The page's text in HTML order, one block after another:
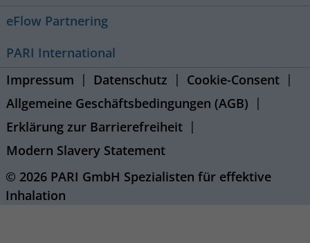
eFlow Partnering
PARI International
Impressum
Datenschutz
Cookie-Consent
Allgemeine Geschäftsbedingungen (AGB)
Erklärung zur Barrierefreiheit
Modern Slavery Statement
© 2026 PARI GmbH Spezialisten für effektive
Inhalation